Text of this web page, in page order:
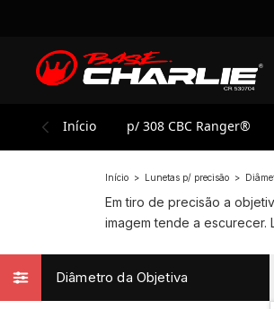
Início p/ 308 CBC Ranger®
Início > Lunetas p/ precisão >
Em tiro de precisão a
imagem tende a escurecer.
Diâmetro da Objetiva